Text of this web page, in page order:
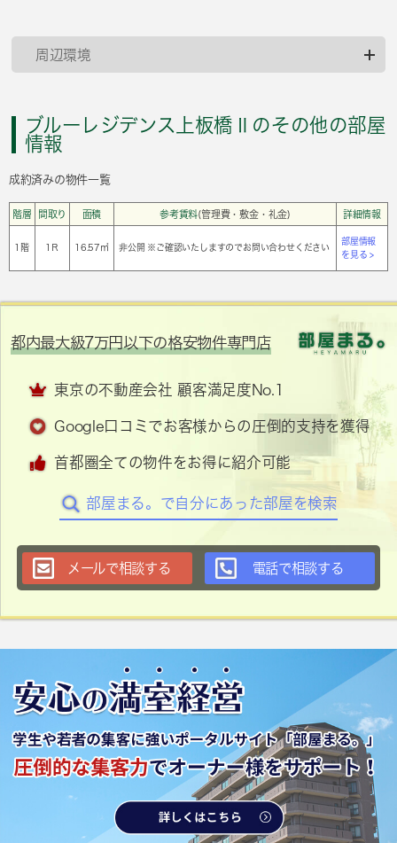
周辺環境
ブルーレジデンス上板橋Ⅱのその他の部屋
情報
成約済みの物件一覧
階層 間取り 面積 参考賃料(管理費・敷金・礼金) 詳細情報
1階 1Ｒ 16.57㎡ 非公開 ※ご確認いたしますのでお問い合わせください
部屋情報
を見る >
都内最大級7万円以下の格安物件専門店
東京の不動産会社 顧客満足度No.1
Google口コミでお客様からの圧倒的支持を獲得
首都圏全ての物件をお得に紹介可能
部屋まる。で自分にあった部屋を検索
メールで相談する 電話で相談する